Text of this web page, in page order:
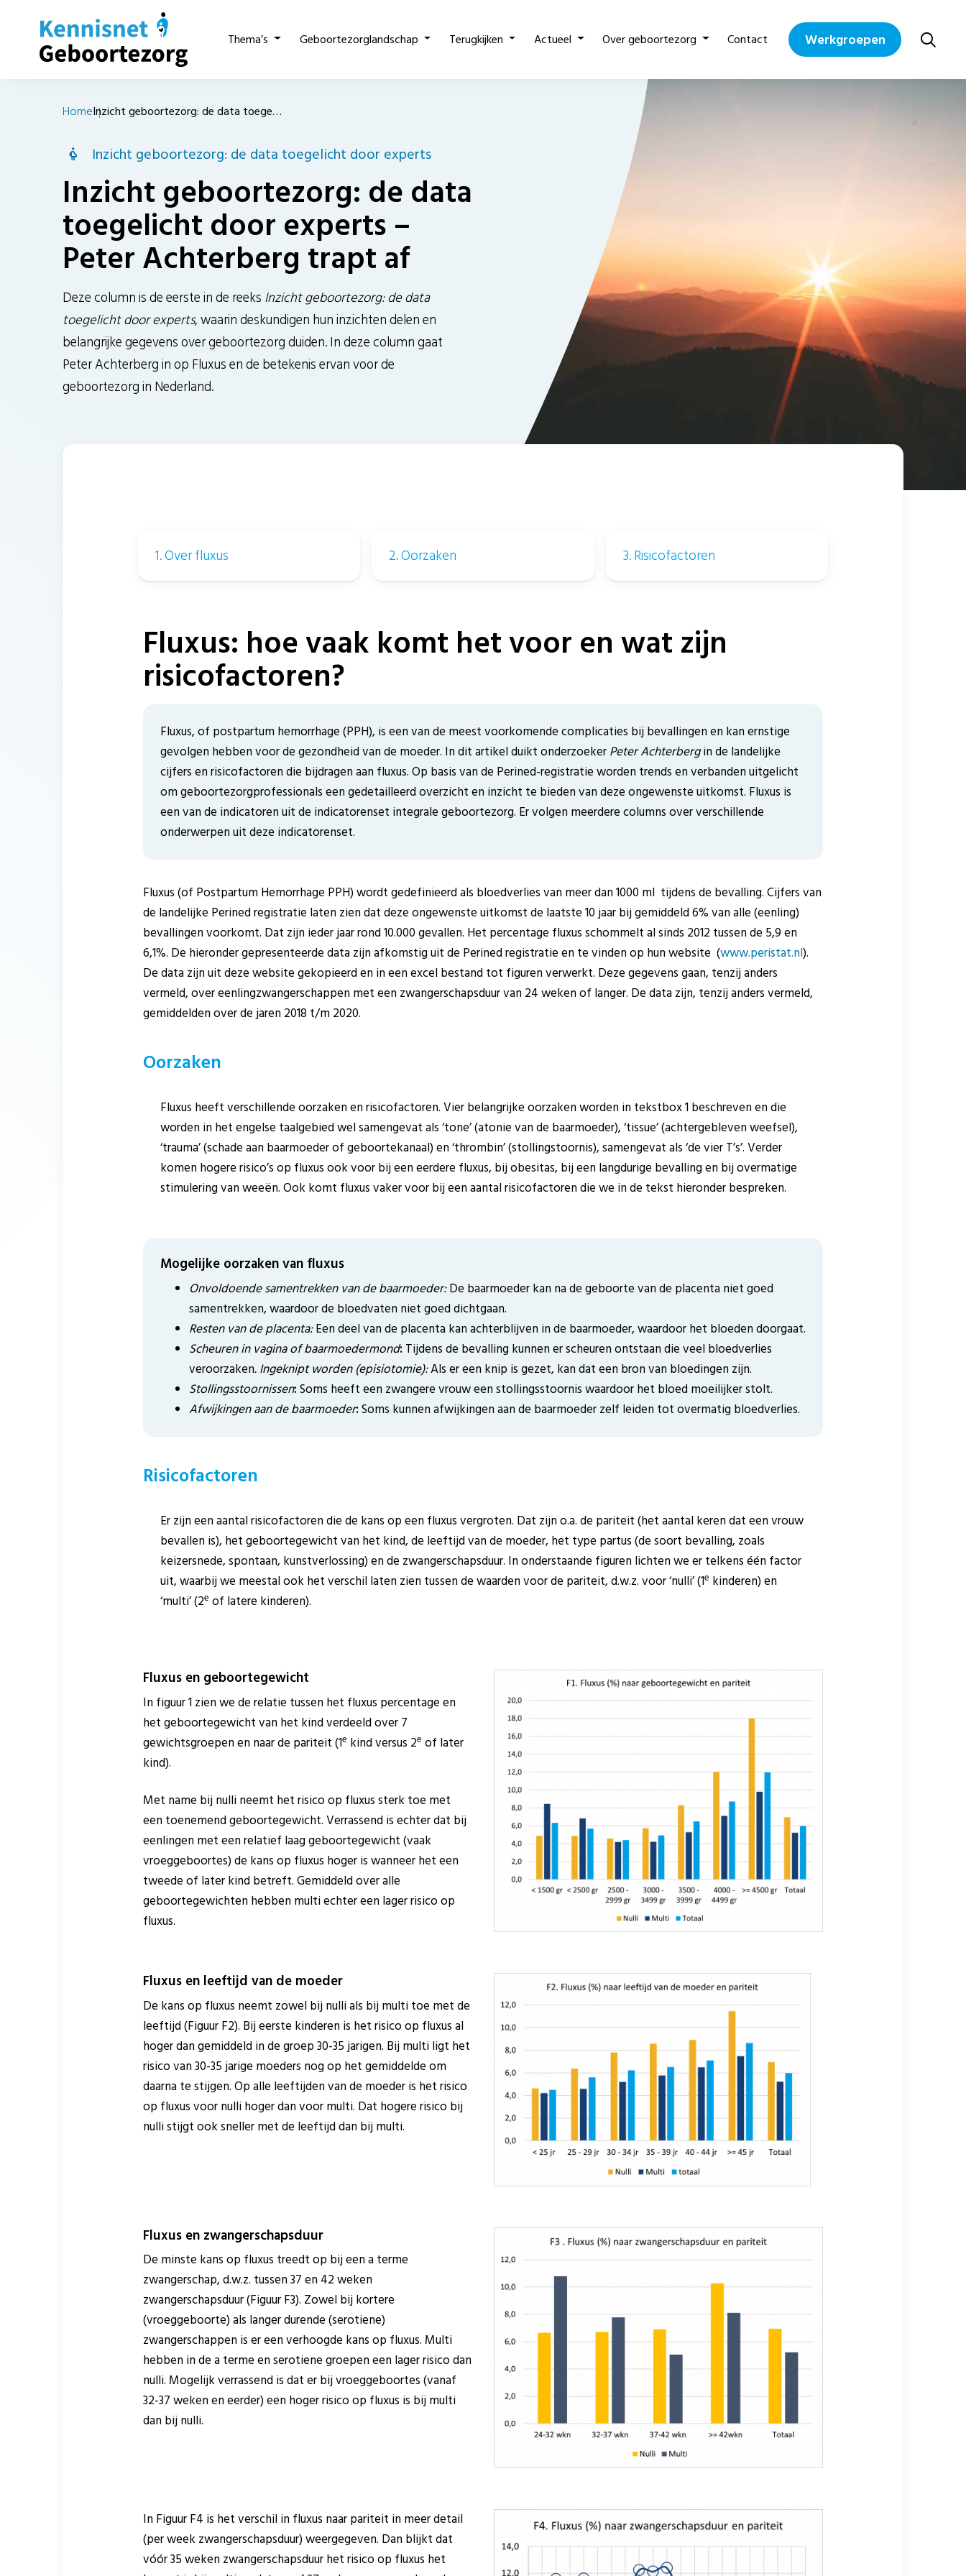
Thema’s Geboortezorglandschap Terugkijken Actueel Over geboortezorg Contact Werkgroepen
HomeInzicht geboortezorg: de data toege…
Inzicht geboortezorg: de data toegelicht door experts
Inzicht geboortezorg: de data
toegelicht door experts –
Peter Achterberg trapt af
Deze column is de eerste in de reeks Inzicht geboortezorg: de data
toegelicht door experts, waarin deskundigen hun inzichten delen en
belangrijke gegevens over geboortezorg duiden. In deze column gaat
Peter Achterberg in op Fluxus en de betekenis ervan voor de
geboortezorg in Nederland.
1. Over fluxus 2. Oorzaken 3. Risicofactoren
Fluxus: hoe vaak komt het voor en wat zijn
risicofactoren?
Fluxus, of postpartum hemorrhage (PPH), is een van de meest voorkomende complicaties bij bevallingen en kan ernstige
gevolgen hebben voor de gezondheid van de moeder. In dit artikel duikt onderzoekerPeter Achterbergin de landelijke
cijfers en risicofactoren die bijdragen aan fluxus. Op basis van de Perined-registratie worden trends en verbanden uitgelicht
om geboortezorgprofessionals een gedetailleerd overzicht en inzicht te bieden van deze ongewenste uitkomst. Fluxus is
een van de indicatoren uit de indicatorenset integrale geboortezorg. Er volgen meerdere columns over verschillende
onderwerpen uit deze indicatorenset.
Fluxus (of Postpartum Hemorrhage PPH) wordt gedefinieerd als bloedverlies van meer dan 1000 ml tijdens de bevalling. Cijfers van
de landelijke Perined registratie laten zien dat deze ongewenste uitkomst de laatste 10 jaar bij gemiddeld 6% van alle (eenling)
bevallingen voorkomt. Dat zijn ieder jaar rond 10.000 gevallen. Het percentage fluxus schommelt al sinds 2012 tussen de 5,9 en
6,1%. De hieronder gepresenteerde data zijn afkomstig uit de Perined registratie en te vinden op hun website (www.peristat.nl).
De data zijn uit deze website gekopieerd en in een excel bestand tot figuren verwerkt. Deze gegevens gaan, tenzij anders
vermeld, over eenlingzwangerschappen met een zwangerschapsduur van 24 weken of langer. De data zijn, tenzij anders vermeld,
gemiddelden over de jaren 2018 t/m 2020.
Oorzaken
Fluxus heeft verschillende oorzaken en risicofactoren. Vier belangrijke oorzaken worden in tekstbox 1 beschreven en die
worden in het engelse taalgebied wel samengevat als ‘tone’ (atonie van de baarmoeder), ‘tissue’ (achtergebleven weefsel),
‘trauma’ (schade aan baarmoeder of geboortekanaal) en ‘thrombin’ (stollingstoornis), samengevat als ‘de vier T’s’. Verder
komen hogere risico’s op fluxus ook voor bij een eerdere fluxus, bij obesitas, bij een langdurige bevalling en bij overmatige
stimulering van weeën. Ook komt fluxus vaker voor bij een aantal risicofactoren die we in de tekst hieronder bespreken.
Mogelijke oorzaken van fluxus
Onvoldoende samentrekken van de baarmoeder:De baarmoeder kan na de geboorte van de placenta niet goed
samentrekken, waardoor de bloedvaten niet goed dichtgaan.
Resten van de placenta:Een deel van de placenta kan achterblijven in de baarmoeder, waardoor het bloeden doorgaat.
Scheuren in vagina of baarmoedermond: Tijdens de bevalling kunnen er scheuren ontstaan die veel bloedverlies
veroorzaken. Ingeknipt worden (episiotomie):Als er een knip is gezet, kan dat een bron van bloedingen zijn.
Stollingsstoornissen:Soms heeft een zwangere vrouw een stollingsstoornis waardoor het bloed moeilijker stolt.
Afwijkingen aan de baarmoeder:Soms kunnen afwijkingen aan de baarmoeder zelf leiden tot overmatig bloedverlies.
Risicofactoren
Er zijn een aantal risicofactoren die de kans op een fluxus vergroten. Dat zijn o.a. de pariteit (het aantal keren dat een vrouw
bevallen is), het geboortegewicht van het kind, de leeftijd van de moeder, het type partus (de soort bevalling, zoals
keizersnede, spontaan, kunstverlossing) en de zwangerschapsduur. In onderstaande figuren lichten we er telkens één factor
uit, waarbij we meestal ook het verschil laten zien tussen de waarden voor de pariteit, d.w.z. voor ‘nulli’ (1e kinderen) en
‘multi’ (2e of latere kinderen).
Fluxus en geboortegewicht
In figuur 1 zien we de relatie tussen het fluxus percentage en
het geboortegewicht van het kind verdeeld over 7
gewichtsgroepen en naar de pariteit (1e kind versus 2e of later
kind).
Met name bij nulli neemt het risico op fluxus sterk toe met
een toenemend geboortegewicht. Verrassend is echter dat bij
eenlingen met een relatief laag geboortegewicht (vaak
vroeggeboortes) de kans op fluxus hoger is wanneer het een
tweede of later kind betreft. Gemiddeld over alle
geboortegewichten hebben multi echter een lager risico op
fluxus.
Fluxus en leeftijd van de moeder
De kans op fluxus neemt zowel bij nulli als bij multi toe met de
leeftijd (Figuur F2). Bij eerste kinderen is het risico op fluxus al
hoger dan gemiddeld in de groep 30-35 jarigen. Bij multi ligt het
risico van 30-35 jarige moeders nog op het gemiddelde om
daarna te stijgen. Op alle leeftijden van de moeder is het risico
op fluxus voor nulli hoger dan voor multi. Dat hogere risico bij
nulli stijgt ook sneller met de leeftijd dan bij multi.
Fluxus en zwangerschapsduur
De minste kans op fluxus treedt op bij een a terme
zwangerschap, d.w.z. tussen 37 en 42 weken
zwangerschapsduur (Figuur F3). Zowel bij kortere
(vroeggeboorte) als langer durende (serotiene)
zwangerschappen is er een verhoogde kans op fluxus. Multi
hebben in de a terme en serotiene groepen een lager risico dan
nulli. Mogelijk verrassend is dat er bij vroeggeboortes (vanaf
32-37 weken en eerder) een hoger risico op fluxus is bij multi
dan bij nulli.
In Figuur F4 is het verschil in fluxus naar pariteit in meer detail
(per week zwangerschapsduur) weergegeven. Dan blijkt dat
vóór 35 weken zwangerschapsduur het risico op fluxus het